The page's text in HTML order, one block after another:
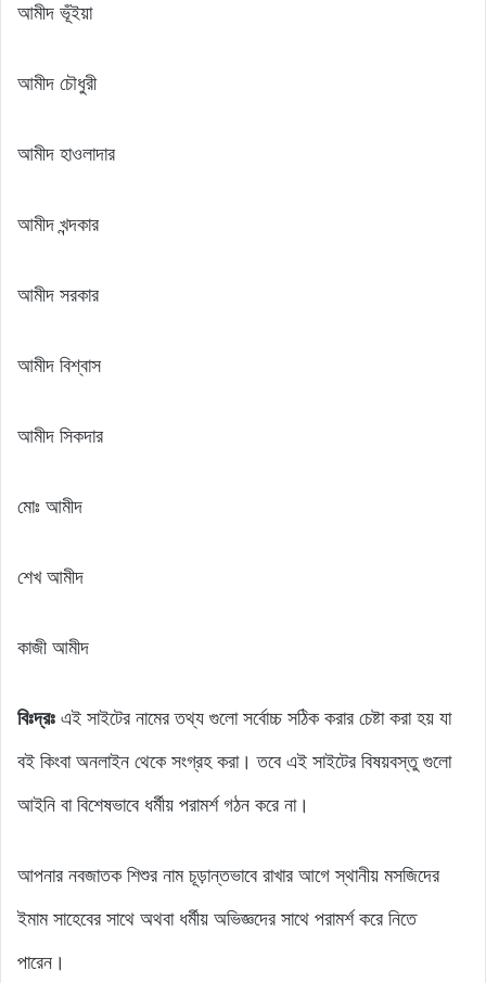
আমীদ ভূঁইয়া
আমীদ চৌধুরী
আমীদ হাওলাদার
আমীদ খন্দকার
আমীদ সরকার
আমীদ বিশ্বাস
আমীদ সিকদার
মোঃ আমীদ
শেখ আমীদ
কাজী আমীদ
বিঃদ্রঃ এই সাইটের নামের তথ্য গুলো সর্বোচ্চ সঠিক করার চেষ্টা করা হয় যা
বই কিংবা অনলাইন থেকে সংগ্রহ করা। তবে এই সাইটের বিষয়বস্তু গুলো
আইনি বা বিশেষভাবে ধর্মীয় পরামর্শ গঠন করে না।
আপনার নবজাতক শিশুর নাম চূড়ান্তভাবে রাখার আগে স্থানীয় মসজিদের
ইমাম সাহেবের সাথে অথবা ধর্মীয় অভিজ্ঞদের সাথে পরামর্শ করে নিতে
পারেন।